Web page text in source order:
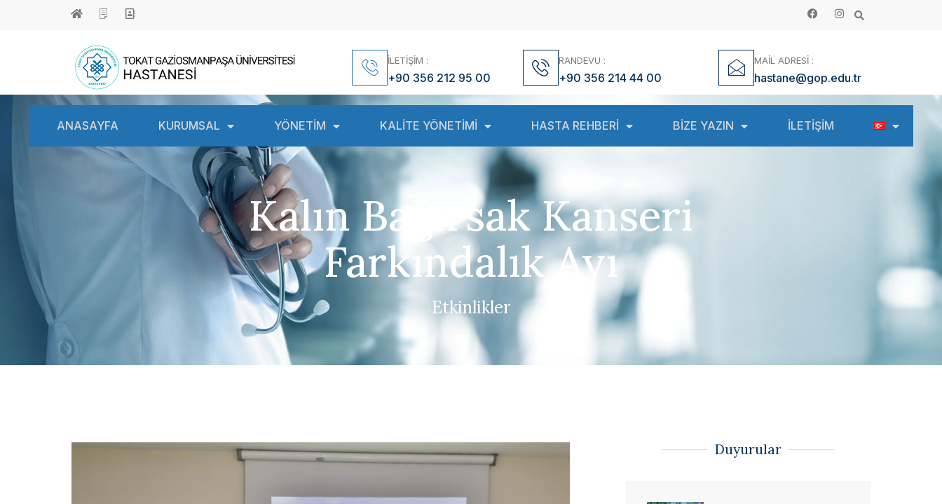
İLETİŞİM :
+90 356 212 95 00
RANDEVU :
+90 356 214 44 00
MAİL ADRESİ :
hastane@gop.edu.tr
ANASAYFA KURUMSAL YÖNETİM KALİTE YÖNETİMİ HASTA REHBERİ BİZE YAZIN İLETİŞİM
Kalın Bağırsak Kanseri
Farkındalık Ayı
Etkinlikler
Duyurular